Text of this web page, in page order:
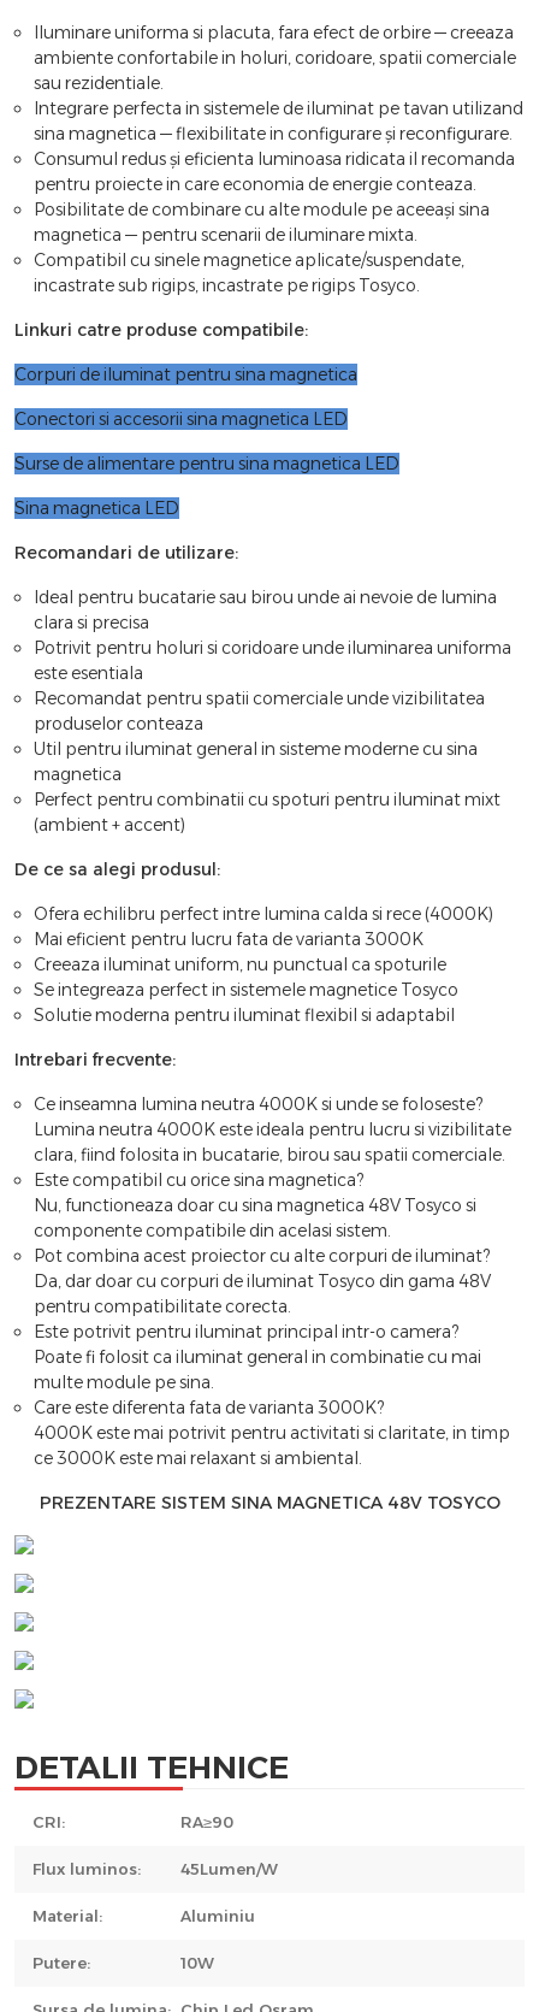
Iluminare uniforma si placuta, fara efect de orbire — creeaza
ambiente confortabile in holuri, coridoare, spatii comerciale
sau rezidentiale.
Integrare perfecta in sistemele de iluminat pe tavan utilizand
sina magnetica — flexibilitate in configurare și reconfigurare.
Consumul redus și eficienta luminoasa ridicata il recomanda
pentru proiecte in care economia de energie conteaza.
Posibilitate de combinare cu alte module pe aceeași sina
magnetica — pentru scenarii de iluminare mixta.
Compatibil cu sinele magnetice aplicate/suspendate,
incastrate sub rigips, incastrate pe rigips Tosyco.
Linkuri catre produse compatibile:
Corpuri de iluminat pentru sina magnetica
Conectori si accesorii sina magnetica LED
Surse de alimentare pentru sina magnetica LED
Sina magnetica LED
Recomandari de utilizare:
Ideal pentru bucatarie sau birou unde ai nevoie de lumina
clara si precisa
Potrivit pentru holuri si coridoare unde iluminarea uniforma
este esentiala
Recomandat pentru spatii comerciale unde vizibilitatea
produselor conteaza
Util pentru iluminat general in sisteme moderne cu sina
magnetica
Perfect pentru combinatii cu spoturi pentru iluminat mixt
(ambient + accent)
De ce sa alegi produsul:
Ofera echilibru perfect intre lumina calda si rece (4000K)
Mai eficient pentru lucru fata de varianta 3000K
Creeaza iluminat uniform, nu punctual ca spoturile
Se integreaza perfect in sistemele magnetice Tosyco
Solutie moderna pentru iluminat flexibil si adaptabil
Intrebari frecvente:
Ce inseamna lumina neutra 4000K si unde se foloseste?
Lumina neutra 4000K este ideala pentru lucru si vizibilitate
clara, fiind folosita in bucatarie, birou sau spatii comerciale.
Este compatibil cu orice sina magnetica?
Nu, functioneaza doar cu sina magnetica 48V Tosyco si
componente compatibile din acelasi sistem.
Pot combina acest proiector cu alte corpuri de iluminat?
Da, dar doar cu corpuri de iluminat Tosyco din gama 48V
pentru compatibilitate corecta.
Este potrivit pentru iluminat principal intr-o camera?
Poate fi folosit ca iluminat general in combinatie cu mai
multe module pe sina.
Care este diferenta fata de varianta 3000K?
4000K este mai potrivit pentru activitati si claritate, in timp
ce 3000K este mai relaxant si ambiental.
PREZENTARE SISTEM SINA MAGNETICA 48V TOSYCO
DETALII TEHNICE
CRI: RA≥90
Flux luminos: 45Lumen/W
Material: Aluminiu
Putere: 10W